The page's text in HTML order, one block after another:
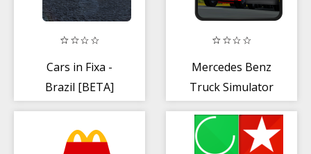
Cars in Fixa -
Brazil [BETA]
Mercedes Benz
Truck Simulator